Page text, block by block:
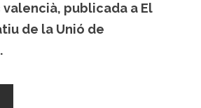
publicada a El
de la Unió de